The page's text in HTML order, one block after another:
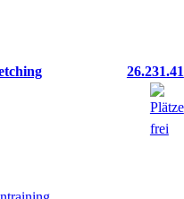
26.231.41